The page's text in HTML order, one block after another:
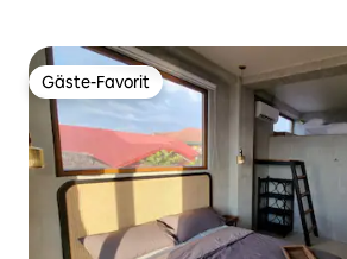
Gäste-Favorit
Gäste-Favorit